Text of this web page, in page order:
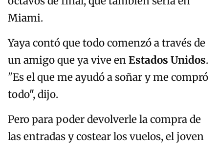
Miami.
Yaya contó que todo comenzó a través de
un amigo que ya vive enEstados Unidos.
"Es el que me ayudó a soñar y me compró
todo", dijo.
Pero para poder devolverle la compra de
las entradas y costear los vuelos, el joven